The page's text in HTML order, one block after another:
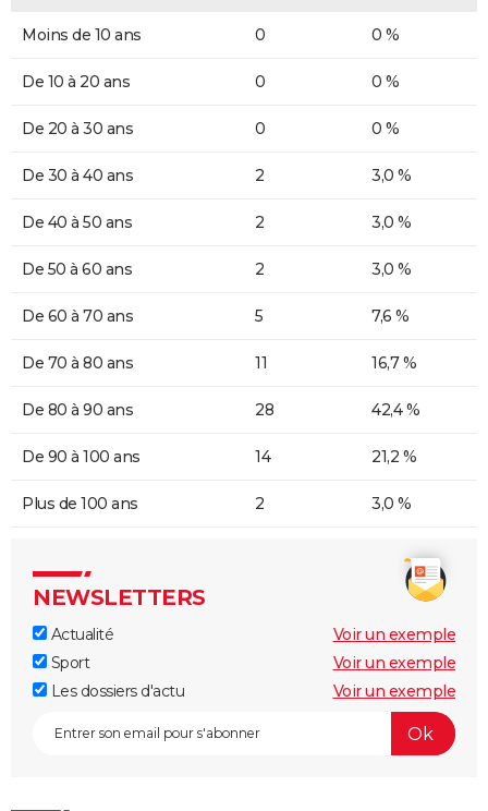
Moins de 10 ans 0 0 %
De 10 à 20 ans 0 0 %
De 20 à 30 ans 0 0 %
De 30 à 40 ans 2 3,0 %
De 40 à 50 ans 2 3,0 %
De 50 à 60 ans 2 3,0 %
De 60 à 70 ans 5 7,6 %
De 70 à 80 ans 11 16,7 %
De 80 à 90 ans 28 42,4 %
De 90 à 100 ans 14 21,2 %
Plus de 100 ans 2 3,0 %
NEWSLETTERS
Actualité
Voir un exemple
Sport
Voir un exemple
Les dossiers d'actu
Voir un exemple